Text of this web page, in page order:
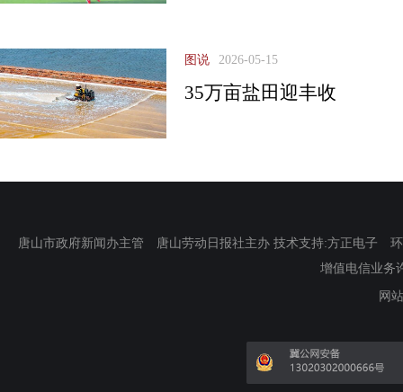
图说 2026-05-15
35万亩盐田迎丰收
唐山市政府新闻办主管 唐山劳动日报社主办 技术支持:方正电子
增值电信业务
网